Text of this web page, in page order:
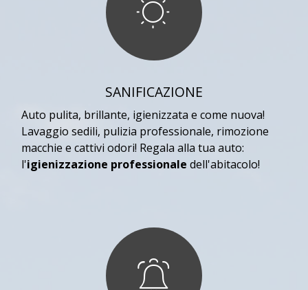
SANIFICAZIONE
Auto pulita, brillante, igienizzata e come nuova!
Lavaggio sedili, pulizia professionale, rimozione
macchie e cattivi odori! Regala alla tua auto:
l'igienizzazione professionale dell'abitacolo!